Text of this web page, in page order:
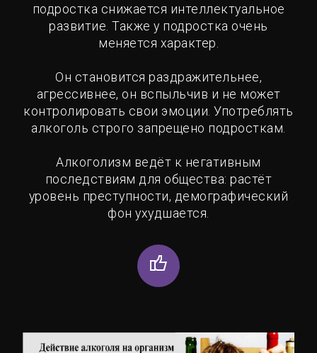
подростка снижается интеллектуальное
развитие. Также у подростка очень
меняется характер.
Он становится раздражительнее,
агрессивнее, он вспыльчив и не может
контролировать свои эмоции. Употреблять
алкоголь строго запрещено подросткам.
Алкоголизм ведёт к негативным
последствиям для общества: растёт
уровень преступности, демографический
фон ухудшается.